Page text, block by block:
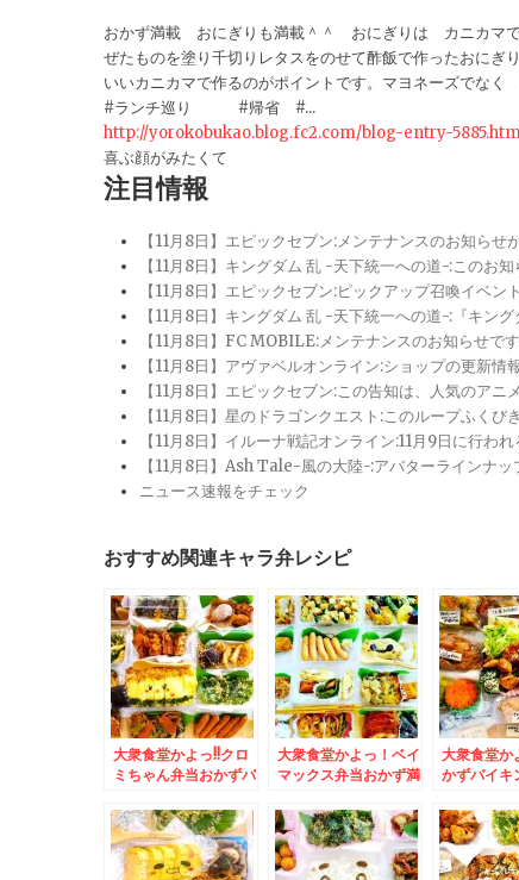
おかず満載 おにぎりも満載＾＾ おにぎりは カニカマで
ぜたものを塗り千切りレタスをのせて酢飯で作ったおに
いいカニカマで作るのがポイントです。マヨネーズで
#ランチ巡り #帰省 #...
http://yorokobukao.blog.fc2.com/blog-entry-
喜ぶ顔がみたくて
注目情報
【11月8日】エピックセブン:メンテナンスのお知ら
【11月8日】キングダム 乱 -天下統一への道-:このお
【11月8日】エピックセブン:ピックアップ召喚イベ
【11月8日】キングダム 乱 -天下統一への道-:『キン
【11月8日】FC MOBILE:メンテナンスのお知らせで
【11月8日】アヴァベルオンライン:ショップの更新
【11月8日】エピックセブン:この告知は、人気のア
【11月8日】星のドラゴンクエスト:このループふく
【11月8日】イルーナ戦記オンライン:11月9日に行
【11月8日】Ash Tale-風の大陸-:アバターラインナ
ニュース速報をチェック
おすすめ関連キャラ弁レシピ
大衆食堂かよっ!!クロ
ミちゃん弁当おかずバ
き館」さんの「和栗の
モンブラン」(*´艸
`*)my最高モンブラ
ン(*´艸`*)
大衆食堂かよっ！ベイ
マックス弁当おかず満
が美味しいと思うお店
(*´艸`*)ランチタイム
しか営業されてないで
すよ～
大衆食堂か
かずバイキ
＆簡単だけ
になる朝ご
♪レタス納
´艸`*)